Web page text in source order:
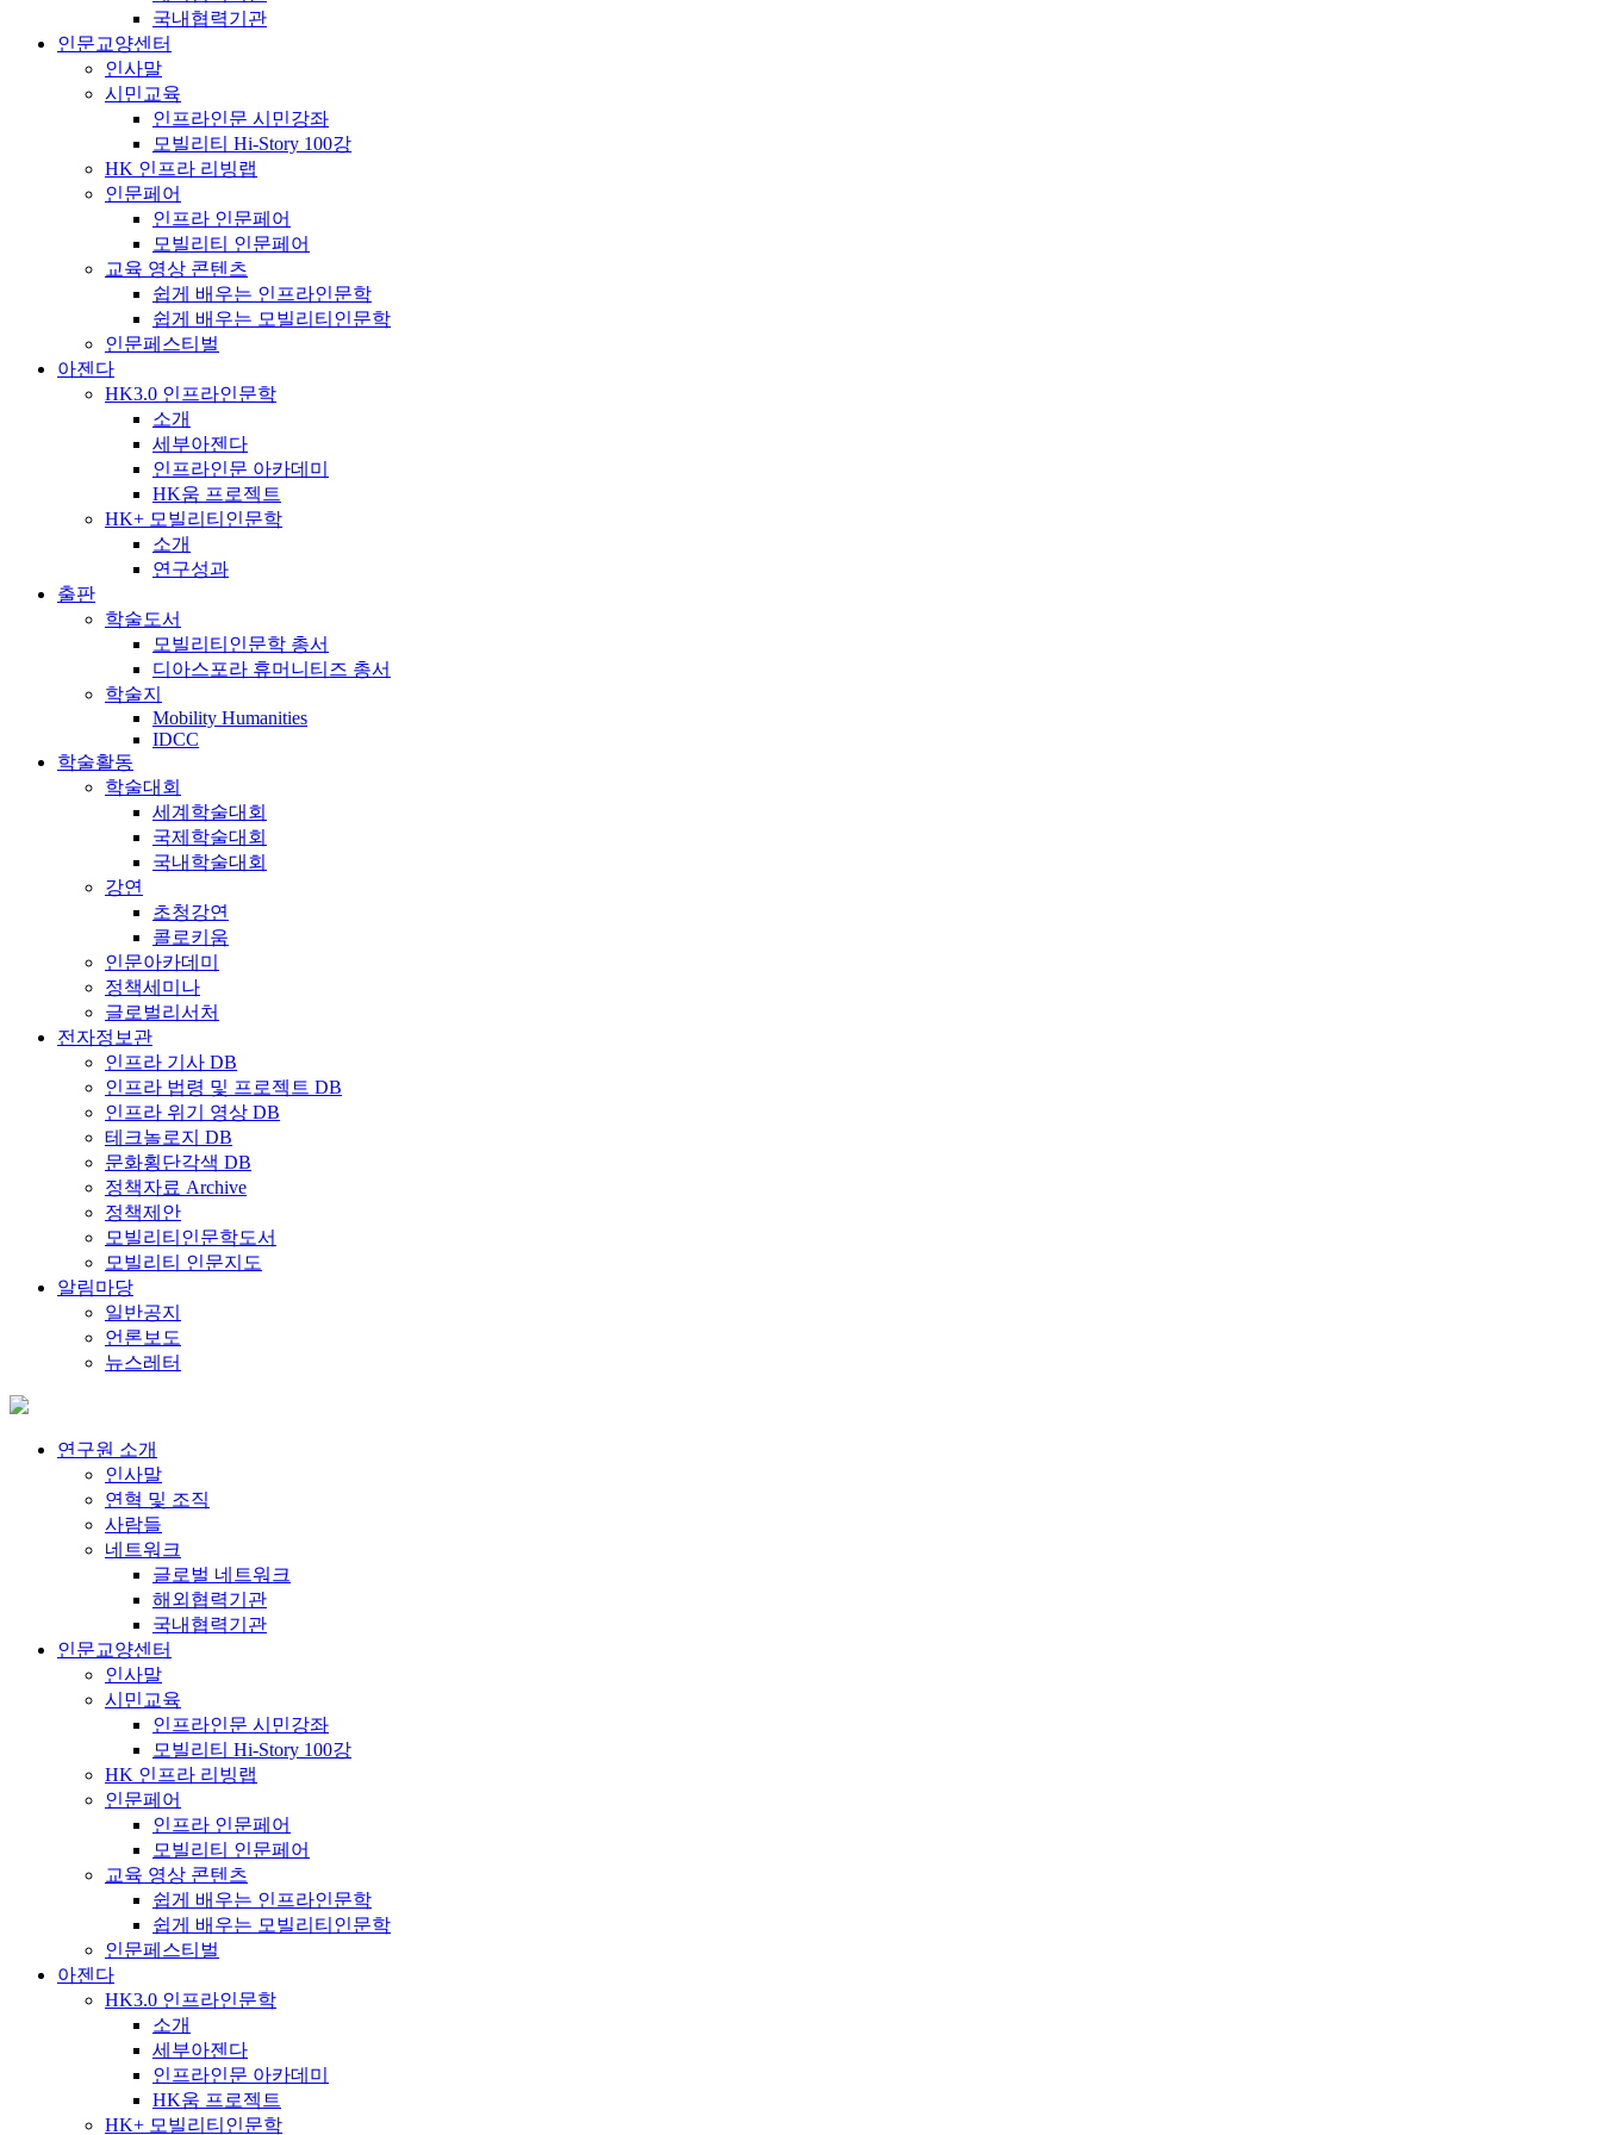
국내협력기관
인문교양센터
인사말
시민교육
인프라인문 시민강좌
모빌리티 Hi-Story 100강
HK 인프라 리빙랩
인문페어
인프라 인문페어
모빌리티 인문페어
교육 영상 콘텐츠
쉽게 배우는 인프라인문학
쉽게 배우는 모빌리티인문학
인문페스티벌
아젠다
HK3.0 인프라인문학
소개
세부아젠다
인프라인문 아카데미
HK움 프로젝트
HK+ 모빌리티인문학
소개
연구성과
출판
학술도서
모빌리티인문학 총서
디아스포라 휴머니티즈 총서
학술지
Mobility Humanities
IDCC
학술활동
학술대회
세계학술대회
국제학술대회
국내학술대회
강연
초청강연
콜로키움
인문아카데미
정책세미나
글로벌리서처
전자정보관
인프라 기사 DB
인프라 법령 및 프로젝트 DB
인프라 위기 영상 DB
테크놀로지 DB
문화횡단각색 DB
정책자료 Archive
정책제안
모빌리티인문학도서
모빌리티 인문지도
알림마당
일반공지
언론보도
뉴스레터
연구원 소개
인사말
연혁 및 조직
사람들
네트워크
글로벌 네트워크
해외협력기관
국내협력기관
인문교양센터
인사말
시민교육
인프라인문 시민강좌
모빌리티 Hi-Story 100강
HK 인프라 리빙랩
인문페어
인프라 인문페어
모빌리티 인문페어
교육 영상 콘텐츠
쉽게 배우는 인프라인문학
쉽게 배우는 모빌리티인문학
인문페스티벌
아젠다
HK3.0 인프라인문학
소개
세부아젠다
인프라인문 아카데미
HK움 프로젝트
HK+ 모빌리티인문학